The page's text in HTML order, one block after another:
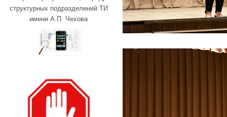
структурных подразделений ТИ
имени А.П. Чехова